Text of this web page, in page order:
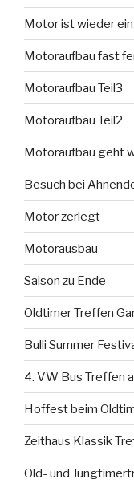
Motor ist wieder
Motoraufbau fast
Motoraufbau Teil3
Motoraufbau Teil2
Motoraufbau geht
Besuch bei
Motor zerlegt
Motorausbau
Saison zu Ende
Oldtimer Treffen
Bulli Summer
4. VW Bus Treffen
Hoffest beim
Zeithaus Klassik
Old- und